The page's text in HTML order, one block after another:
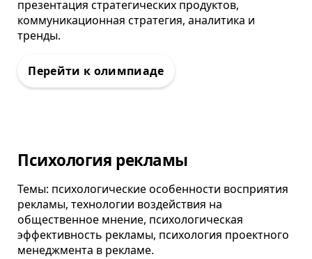
презентация стратегических продуктов,
коммуникационная стратегия, аналитика и
тренды.
Олимпиада
Психология рекламы
Темы: психологические особенности восприятия
рекламы, технологии воздействия на
общественное мнение, психологическая
эффективность рекламы, психология проектного
менеджмента в рекламе.